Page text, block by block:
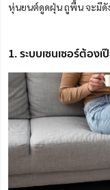
หุ่นยนต์ดูดฝุ่น ถูพื้น จะมีดั
1. ระบบเซนเซอร์ต้องเ